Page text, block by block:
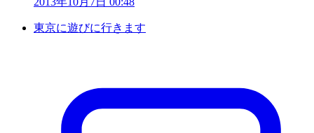
東京に遊びに行きます